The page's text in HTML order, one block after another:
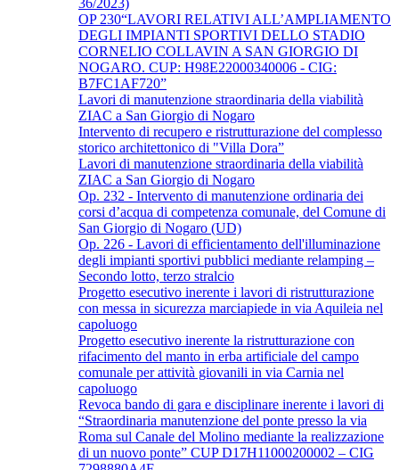
OP 230“LAVORI RELATIVI ALL’AMPLIAMENTO
DEGLI IMPIANTI SPORTIVI DELLO STADIO
CORNELIO COLLAVIN A SAN GIORGIO DI
NOGARO. CUP: H98E22000340006 - CIG:
B7FC1AF720”
Lavori di manutenzione straordinaria della viabilità
ZIAC a San Giorgio di Nogaro
Intervento di recupero e ristrutturazione del complesso
storico architettonico di "Villa Dora”
Lavori di manutenzione straordinaria della viabilità
ZIAC a San Giorgio di Nogaro
Op. 232 - Intervento di manutenzione ordinaria dei
corsi d’acqua di competenza comunale, del Comune di
San Giorgio di Nogaro (UD)
Op. 226 - Lavori di efficientamento dell'illuminazione
degli impianti sportivi pubblici mediante relamping –
Secondo lotto, terzo stralcio
Progetto esecutivo inerente i lavori di ristrutturazione
con messa in sicurezza marciapiede in via Aquileia nel
capoluogo
Progetto esecutivo inerente la ristrutturazione con
rifacimento del manto in erba artificiale del campo
comunale per attività giovanili in via Carnia nel
capoluogo
Revoca bando di gara e disciplinare inerente i lavori di
“Straordinaria manutenzione del ponte presso la via
Roma sul Canale del Molino mediante la realizzazione
di un nuovo ponte” CUP D17H11000200002 – CIG